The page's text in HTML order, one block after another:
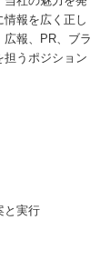
報を広く正し
報、PR、ブラ
担うポジション
と実行